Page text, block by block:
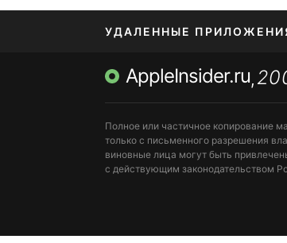
УДАЛЕННЫЕ
МЕССЕНДЖЕРЫ KAKAOTALK,
AppleInsider.ru,
Полное или частичное копирование
только с письменного разрешения
виновные лица могут быть
с действующим законодательством